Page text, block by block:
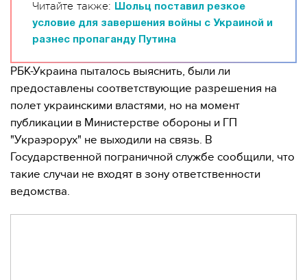
Читайте также:
Шольц поставил резкое
условие для завершения войны с Украиной и
разнес пропаганду Путина
РБК-Украина пыталось выяснить, были ли
предоставлены соответствующие разрешения на
полет украинскими властями, но на момент
публикации в Министерстве обороны и ГП
"Украэрорух" не выходили на связь. В
Государственной пограничной службе сообщили, что
такие случаи не входят в зону ответственности
ведомства.